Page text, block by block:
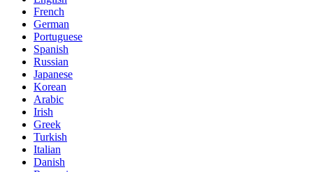
French
German
Portuguese
Spanish
Russian
Japanese
Korean
Arabic
Irish
Greek
Turkish
Italian
Danish